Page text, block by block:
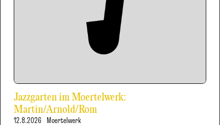
Jazzgarten im Moertelwerk:
Martin/Arnold/Rom
12.8.2026 Moertelwerk